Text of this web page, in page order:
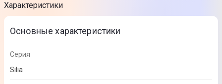
Характеристики
Основные характеристики
Серия
Silia